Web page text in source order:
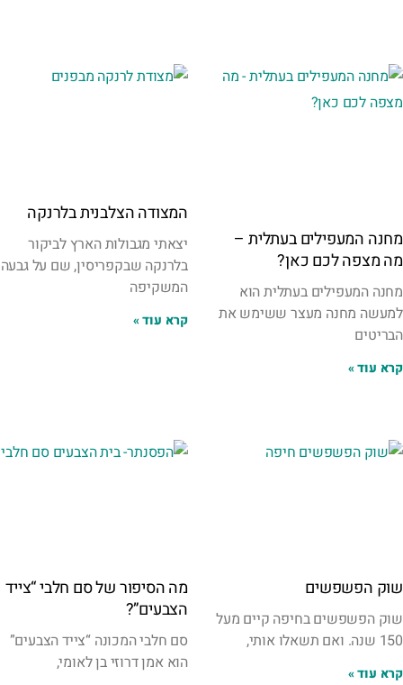
מחנה המעפילים בעתלית –
מה מצפה לכם כאן?
מחנה המעפילים בעתלית הוא
למעשה מחנה מעצר ששימש את
הבריטים
קרא עוד »
המצודה הצלבנית בלרנקה
יצאתי מגבולות הארץ לביקור
בלרנקה שבקפריסין, שם על גבעה
המשקיפה
קרא עוד »
שוק הפשפשים
שוק הפשפשים בחיפה קיים מעל
150 שנה. ואם תשאלו אותי,
קרא עוד »
מה הסיפור של סם חלבי “צייד
הצבעים”?
סם חלבי המכונה “צייד הצבעים”
הוא אמן דרוזי בן לאומי,